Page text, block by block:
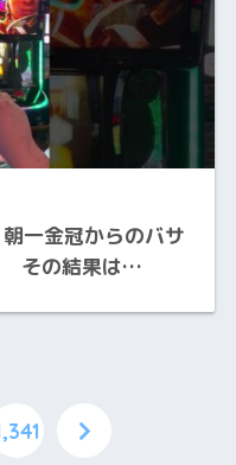
一金冠からのバサ
の結果は…